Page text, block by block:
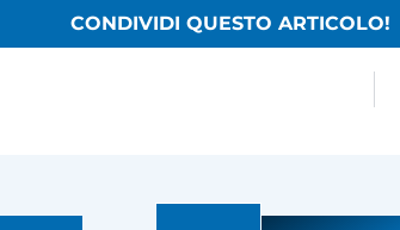
CONDIVIDI QUESTO ARTICOLO!